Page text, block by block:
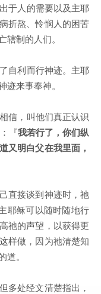
于人的需要以及主耶
折熬、怜悯人的困苦
制的人们。
自利而行神迹。主耶
来事奉神。
信，叫他们真正认识
『我若行了，你们纵
又明白父在我里面，
直接谈到神迹时，祂
耶稣可以随时随地行
祂的声望，以获得更
样做，因为祂清楚知
。
多处经文清楚指出，